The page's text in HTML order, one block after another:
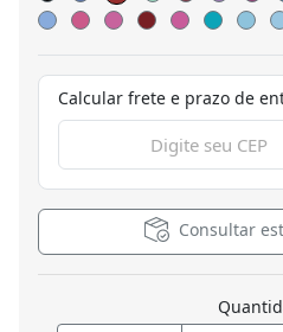
Calcular frete e prazo de
Consultar